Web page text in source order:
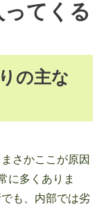
てくる
の主な
さかここが原因
に多くありま
も、内部では劣